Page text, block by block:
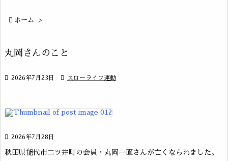
 ホーム >
丸岡さんのこと
 2026年7月23日  スローライフ運動
 2026年7月28日
秋田県能代市二ツ井町の会員・丸岡一直さんが亡くなられました。